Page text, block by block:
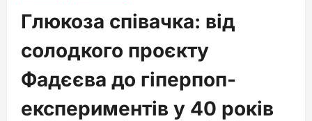
Глюкоза співачка: від
солодкого проєкту
Фадєєва до гіперпоп-
експериментів у 40 років